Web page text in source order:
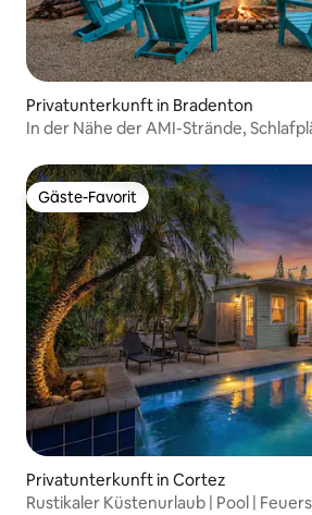
Privatunterkunft in Bradenton
In der Nähe der AMI-Strände,
Gäste-Favorit
Gäste-Favorit
Privatunterkunft in Cortez
Rustikaler Küstenurlaub | Pool |